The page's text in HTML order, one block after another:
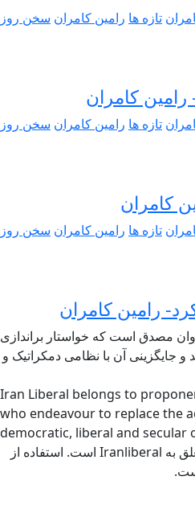
تازه ها رامین کامران سخن روز
رامین کامران
تازه ها رامین کامران سخن روز
کامران
تازه ها رامین کامران سخن روز
رامین کامران
مصدق است که خواستار براندازی
جایگزینی آن با نظامی دمکراتیک و
Iran Liberal belongs to
who endeavour to replace the
democratic, liberal and secular
کلیه حقوق قانونی این سایت متعلق به Iranliberal است. استفاده از